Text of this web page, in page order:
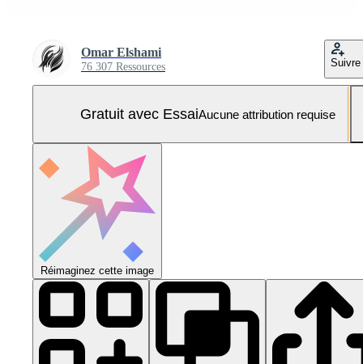
Omar Elshami
76 307 Ressources Suivre
Gratuit avec EssaiAucune attribution requise
Réimaginez cette image